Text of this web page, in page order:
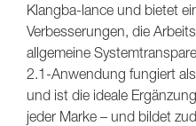
Klangba-lance und bietet
Verbesserungen, die
allgemeine
2.1-Anwendung fungiert
und ist die ideale
jeder Marke – und bildet